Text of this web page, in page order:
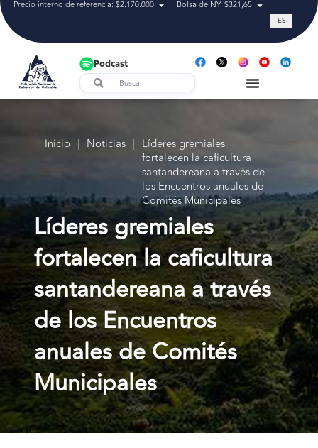
Precio interno de referencia: $2.170.000 Bolsa de NY: $321,65 Tasa de
ES
Podcast
Inicio | Noticias | Líderes gremiales
fortalecen la caficultura
santandereana a través de
los Encuentros anuales de
Comités Municipales
Líderes gremiales
fortalecen la caficultura
santandereana a través
de los Encuentros
anuales de Comités
Municipales